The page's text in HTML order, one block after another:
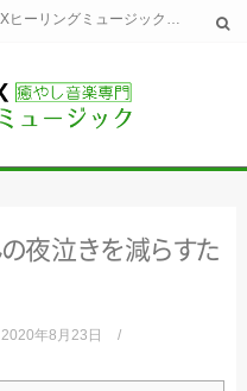
【株式会社チワワボーイズ】TAKMIXヒーリングミュージックへようこそ。TAKMIXヒーリングミュージックは貴方に特別な癒やしの時間をご提供致します。
せ
の夜泣きを減らすた
2020年8月23日